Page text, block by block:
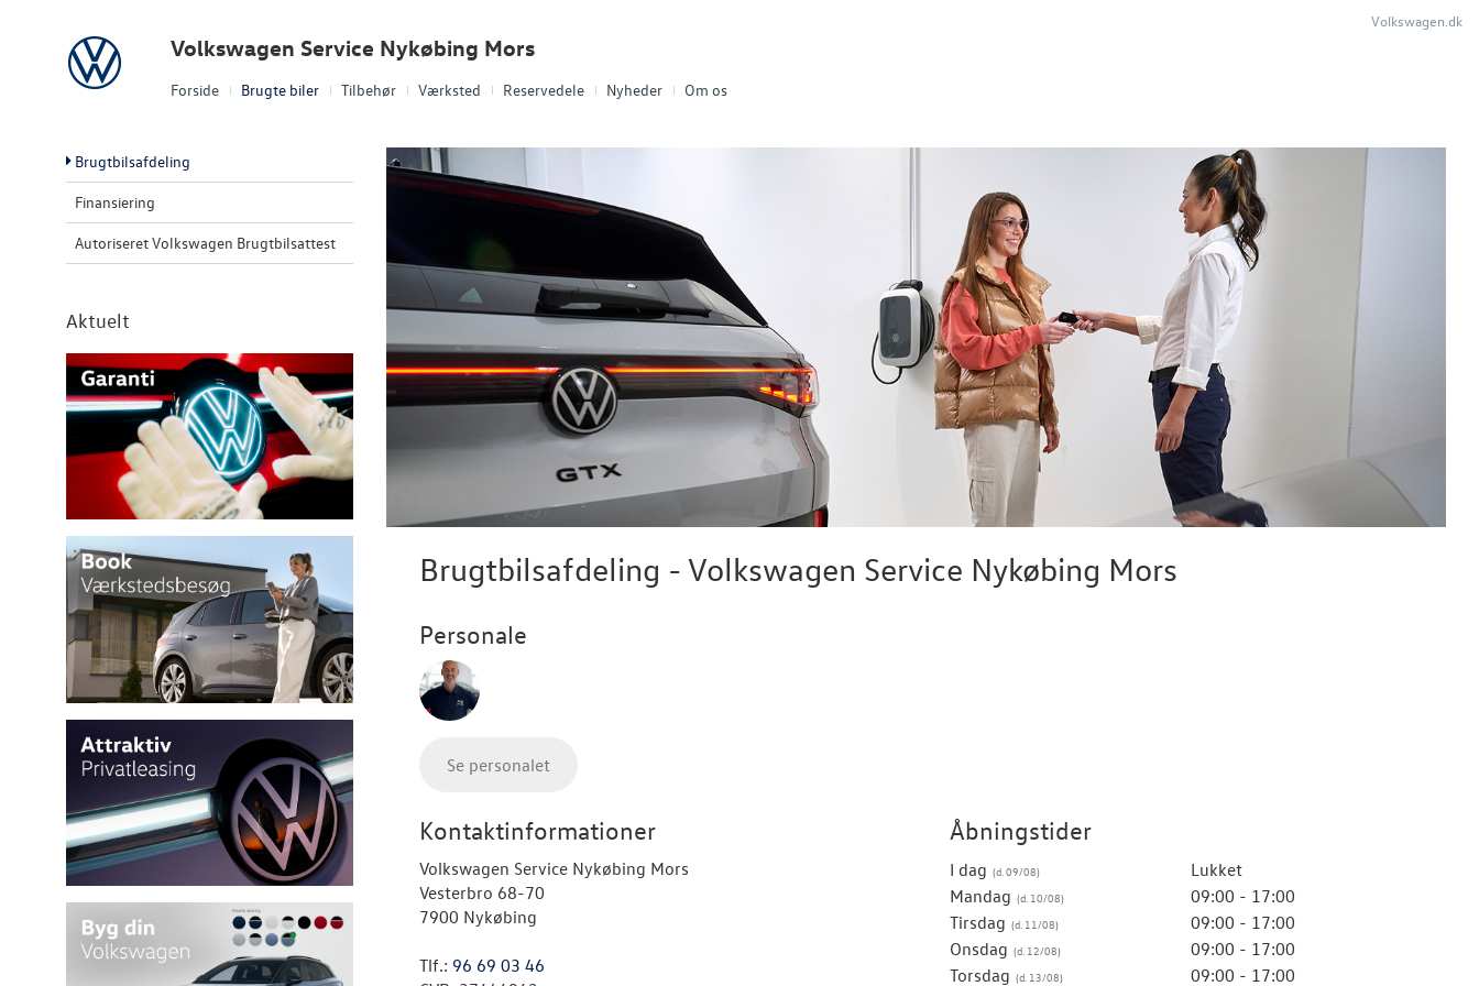
Forside Brugte biler Tilbehør Værksted Reservedele Nyheder Om os
Volkswagen Volkswagen Service Nykøbing Mors
Volkswagen.dk
Brugtbilsafdeling
Finansiering
Autoriseret Volkswagen Brugtbilsattest
Aktuelt
Brugtbilsafdeling - Volkswagen Service Nykøbing Mors
Personale
Se personalet
Kontaktinformationer
Volkswagen Service Nykøbing Mors
Vesterbro 68-70
7900 Nykøbing
Tlf.: 96 69 03 46
Åbningstider
I dag
Lukket
Mandag
09:00 - 17:00
Tirsdag
09:00 - 17:00
Onsdag
09:00 - 17:00
Torsdag
09:00 - 17:00